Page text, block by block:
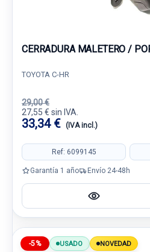
CERRADURA MALETERO /
TOYOTA C-HR
29,00 €
27,55 € sin IVA.
33,34 € (IVA incl.)
Ref: 6099145
Garantía 1 año Envío 24-48h
-5% USADO NOVEDAD